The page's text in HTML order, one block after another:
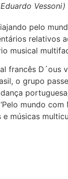
Vessoni)
pelo
relativos
musical
francês D´ous
o grupo
mundo
músicas